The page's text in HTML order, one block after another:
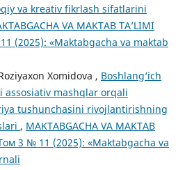
va kreativ fikrlash sifatlarini
VA MAKTAB TA’LIMI
(2025): «Maktabgacha va maktab
Xomidova , Boshlang‘ich
mashqlar orqali
tushunchasini rivojlantirishning
, MAKTABGACHA VA MAKTAB
3 № 11 (2025): «Maktabgacha va